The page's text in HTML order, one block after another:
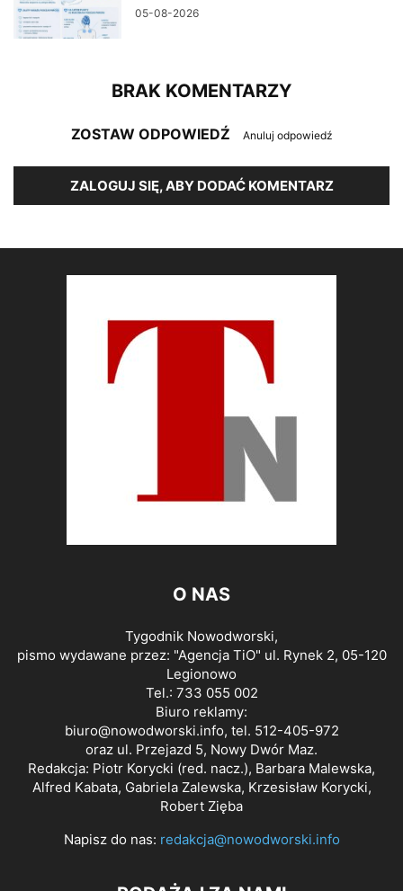
05-08-2026
BRAK KOMENTARZY
ZOSTAW ODPOWIEDŹ Anuluj odpowiedź
ZALOGUJ SIĘ, ABY DODAĆ KOMENTARZ
O NAS
Tygodnik Nowodworski,
pismo wydawane przez: "Agencja TiO" ul. Rynek 2, 05-120
Legionowo
Tel.: 733 055 002
Biuro reklamy:
biuro@nowodworski.info, tel. 512-405-972
oraz ul. Przejazd 5, Nowy Dwór Maz.
Redakcja: Piotr Korycki (red. nacz.), Barbara Malewska,
Alfred Kabata, Gabriela Zalewska, Krzesisław Korycki,
Robert Zięba
Napisz do nas: redakcja@nowodworski.info